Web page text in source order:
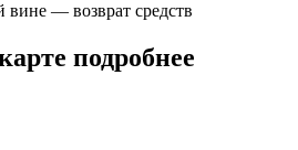
вине — возврат средств
подробнее